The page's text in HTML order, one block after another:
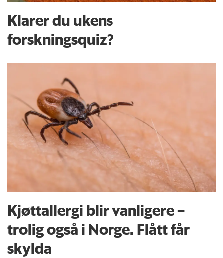
Klarer du ukens
forskningsquiz?
Kjøttallergi blir vanligere –
trolig også i Norge. Flått får
skylda